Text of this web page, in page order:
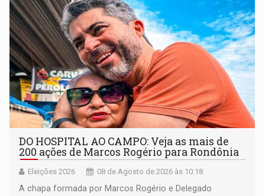
DO HOSPITAL AO CAMPO: Veja as mais de
200 ações de Marcos Rogério para Rondônia
Eleições 2026 08 de Agosto de 2026 às 10:18
A chapa formada por Marcos Rogério e Delegado